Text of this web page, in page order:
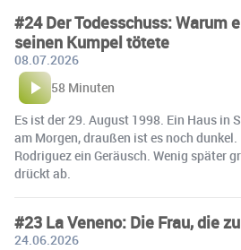
#24 Der Todesschuss: Warum
seinen Kumpel tötete
08.07.2026
58 Minuten
Es ist der 29. August 1998. Ein Haus in
am Morgen, draußen ist es noch
Rodriguez ein Geräusch. Wenig später
drückt ab.
#23 La Veneno: Die Frau, die
24.06.2026